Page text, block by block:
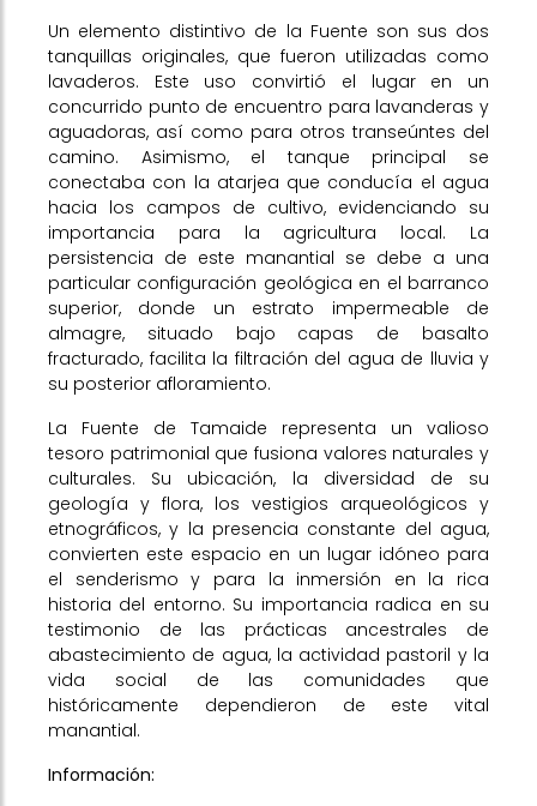
Un elemento distintivo de la Fuente son sus dos
tanquillas originales, que fueron utilizadas como
lavaderos. Este uso convirtió el lugar en un
concurrido punto de encuentro para lavanderas y
aguadoras, así como para otros transeúntes del
camino. Asimismo, el tanque principal se
conectaba con la atarjea que conducía el agua
hacia los campos de cultivo, evidenciando su
importancia para la agricultura local. La
persistencia de este manantial se debe a una
particular configuración geológica en el barranco
superior, donde un estrato impermeable de
almagre, situado bajo capas de basalto
fracturado, facilita la filtración del agua de lluvia y
su posterior afloramiento.
La Fuente de Tamaide representa un valioso
tesoro patrimonial que fusiona valores naturales y
culturales. Su ubicación, la diversidad de su
geología y flora, los vestigios arqueológicos y
etnográficos, y la presencia constante del agua,
convierten este espacio en un lugar idóneo para
el senderismo y para la inmersión en la rica
historia del entorno. Su importancia radica en su
testimonio de las prácticas ancestrales de
abastecimiento de agua, la actividad pastoril y la
vida social de las comunidades que
históricamente dependieron de este vital
manantial.
Información: